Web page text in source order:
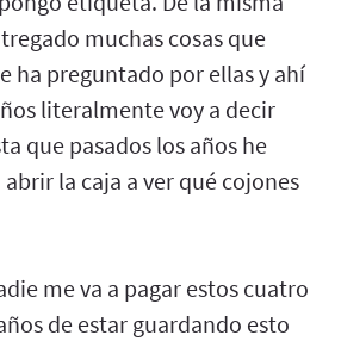
muchas cosas que
ha preguntado por ellas y ahí
literalmente voy a decir
que pasados los años he
la caja a ver qué cojones
me va a pagar estos cuatro
de estar guardando esto